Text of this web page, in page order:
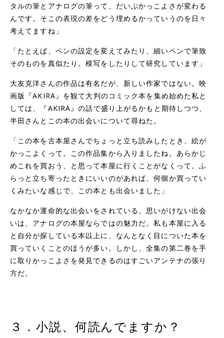
タルの筆とアナログの筆って、だいぶかっこよさが変わる
んです。そこの表現の差をどう埋めるかっていうのを日々
考えてますね」
「たとえば、ペンの設定を変えてみたり、細いペンで筆致
そのものを真似たり。模写をしたりして研究しています」
大友克洋さんの作品は有名だが、新しい作家ではない。映
画版『AKIRA』を観て大判のコミック本を集め始めた私と
しては、『AKIRA』の話で盛り上がるかもと期待しつつ、
半田さんとこの本の出会いについて尋ねた。
「この本を古本屋さんでちょっと立ち読みしたとき、絵が
かっこよくって。この作品集から入りましたね。あらかじ
めこれを買おう、と思って本屋に行くことがなくって。ふ
らっと立ち寄ったときにいいのがあれば、何個か買ってい
くみたいな感じで、この本とも出会いました」
なかなか運命的な出会いをされている。思いがけない出会
いは、アナログの本屋ならではの魅力だ。私も本屋に入る
と自分が探している本以上に、なんとなく目についた本を
買っていくことのほうが多い。しかし、全集の第二巻を手
に取りかっこよさを発見できるのはすごいアンテナの張り
方だ。
３．小説、何読んでますか？